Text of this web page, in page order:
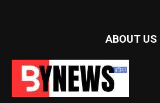
ABOUT US